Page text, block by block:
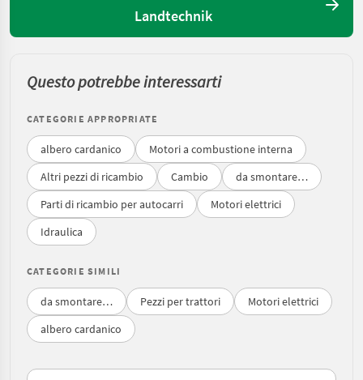
Landtechnik
Questo potrebbe interessarti
CATEGORIE APPROPRIATE
albero cardanico
Motori a combustione interna
Altri pezzi di ricambio
Cambio
da smontare…
Parti di ricambio per autocarri
Motori elettrici
Idraulica
CATEGORIE SIMILI
da smontare… Pezzi per trattori
Motori elettrici
albero cardanico